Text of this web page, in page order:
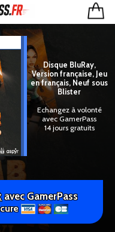
Disque BluRay,
Version française, Jeu
en français, Neuf sous
Blister
Echangez à volonté
avec GamerPass
14 jours gratuits
avec GamerPass